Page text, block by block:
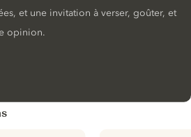
et une invitation à verser, goûter, et
opinion.